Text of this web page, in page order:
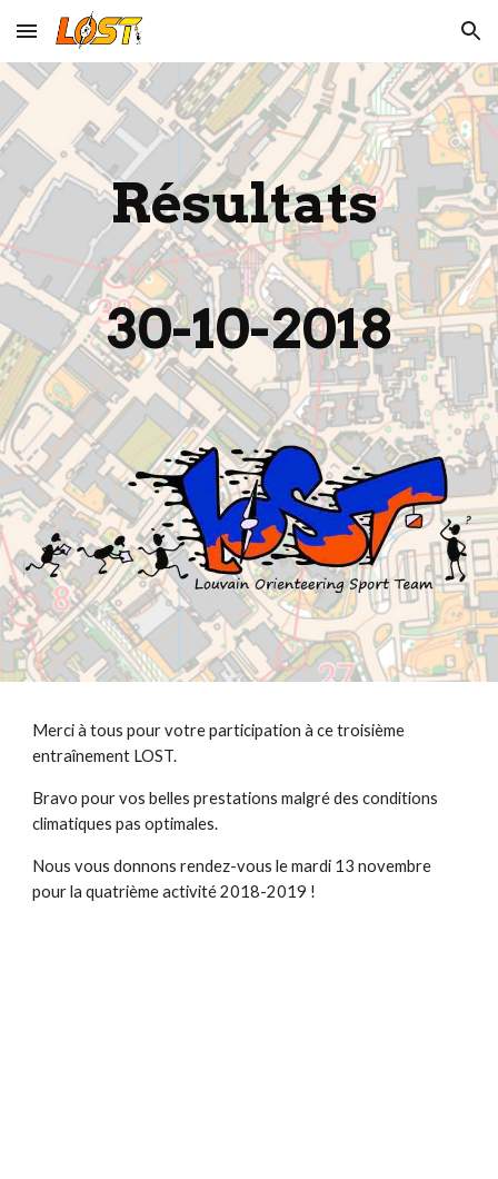
Skip to main content Skip to navigation
Résultats
30-10-2018
Merci à tous pour votre participation à ce troisième
entraînement LOST.
Bravo pour vos belles prestations malgré des conditions
climatiques pas optimales.
Nous vous donnons rendez-vous le mardi 13 novembre
pour la quatrième activité 2018-2019 !